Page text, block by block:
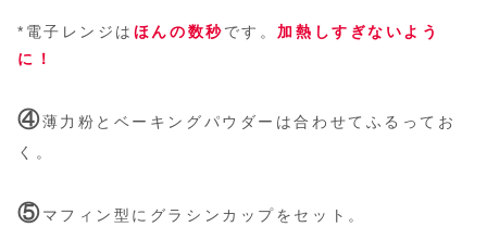
*電子レンジは ほんの数秒です。 加熱しすぎないよう
に！
④薄力粉とベーキングパウダーは合わせてふるってお
く。
⑤マフィン型にグラシンカップをセット。